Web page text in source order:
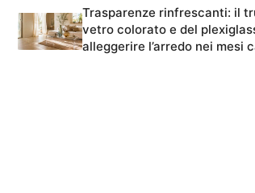
Trasparenze rinfrescanti: il
vetro colorato e del
alleggerire l’arredo nei mesi